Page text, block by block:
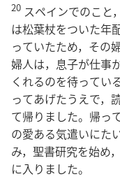
20 スペインでのこと
は松葉杖をついた年
っていたため，その
婦人は，息子が仕事
くれるのを待ってい
ってあげたうえで，
て帰りました。帰っ
の愛ある気遣いにた
み，聖書研究を始め
に入りました。